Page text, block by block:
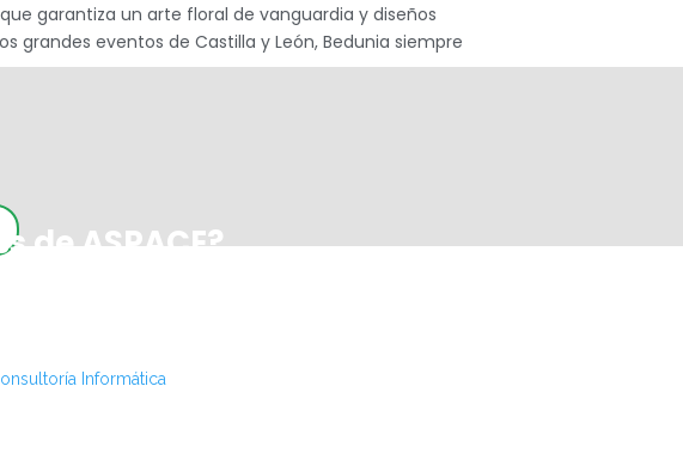
garantiza un arte floral de vanguardia y diseños
grandes eventos de Castilla y León, Bedunia siempre
de ASPACE?
Informática